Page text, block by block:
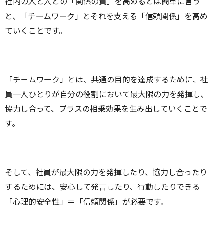
と、「チームワーク」とそれを支える「信頼関係」を高め
ていくことです。
「チームワーク」とは、共通の目的を達成するために、社
員一人ひとりが自分の役割において最大限の力を発揮し、
協力し合って、プラスの相乗効果を生み出していくことで
す。
そして、社員が最大限の力を発揮したり、協力し合ったり
するためには、安心して発言したり、行動したりできる
「心理的安全性」＝「信頼関係」が必要です。